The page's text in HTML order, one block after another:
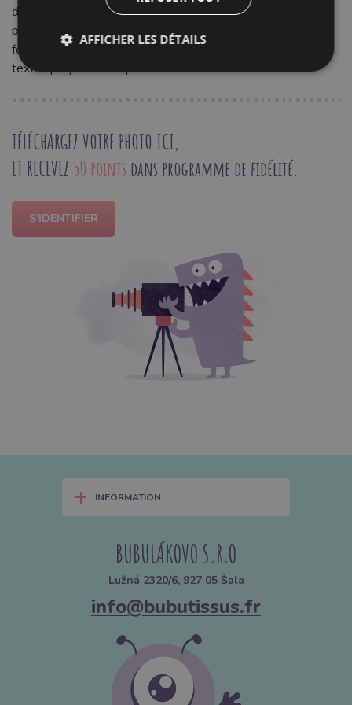
d'entretien et résiste bien à l'usure quotidienne. Il est idéal
pour les projets créatifs, offrant des résultats uniques,
fonctionnels et durables. Donnez vie à vos idées avec ce
textile polyvalent et plein de caractère.
TÉLÉCHARGEZ VOTRE PHOTO ICI,
ET RECEVEZ 50 points dans programme de fidélité.
S'IDENTIFIER
+ INFORMATION
BUBULÁKOVO S.R.O
Lužná 2320/6, 927 05 Šala
info@bubutissus.fr
AFFICHER LES DÉTAILS